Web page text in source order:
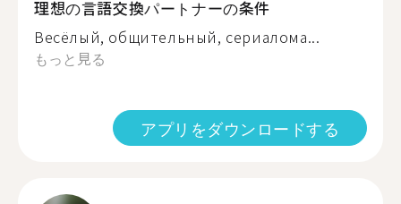
理想の言語交換パートナーの条件
Весёлый, общительный, сериалома...
もっと見る
アプリをダウンロードする